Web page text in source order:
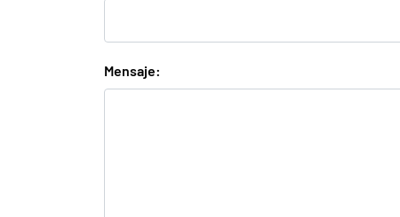
Mensaje: